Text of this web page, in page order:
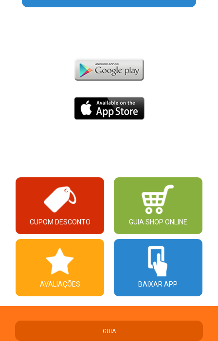
CUPOM DESCONTO GUIA SHOP ONLINE
AVALIAÇÕES BAIXAR APP
GUIA